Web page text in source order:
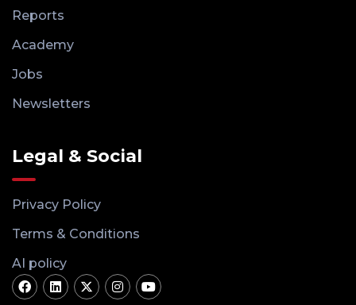
Reports
Academy
Jobs
Newsletters
Legal & Social
Privacy Policy
Terms & Conditions
AI policy